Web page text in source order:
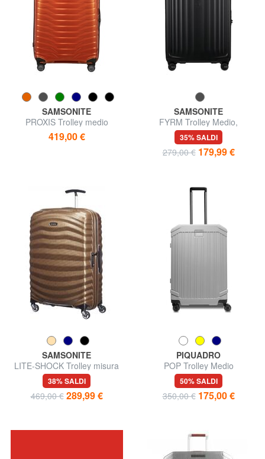
SAMSONITE
PROXIS Trolley medio
ultraleggero
419,00 €
SAMSONITE
FYRM Trolley Medio,
espandibile
35% SALDI
279,00 € 179,99 €
SAMSONITE
LITE-SHOCK Trolley misura
media, ultraleggero
38% SALDI
469,00 € 289,99 €
PIQUADRO
POP Trolley Medio
50% SALDI
350,00 € 175,00 €